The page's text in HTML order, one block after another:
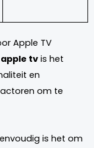
Apple TV
tvis het
en
om te
is het om